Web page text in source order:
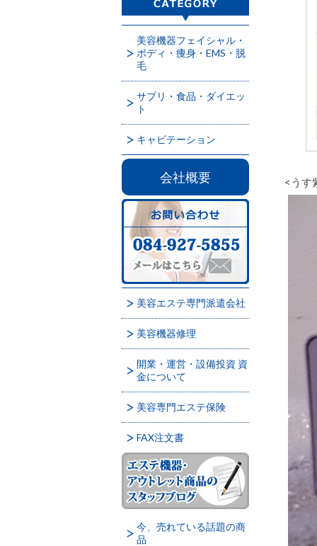
<うす
美容機器フェイシャル・
ボディ・痩身・EMS・脱
毛
サプリ・食品・ダイエッ
ト
キャビテーション
会社概要
美容エステ専門派遣会社
美容機器修理
開業・運営・設備投資 資
金について
美容専門エステ保険
FAX注文書
今、売れている話題の商
品